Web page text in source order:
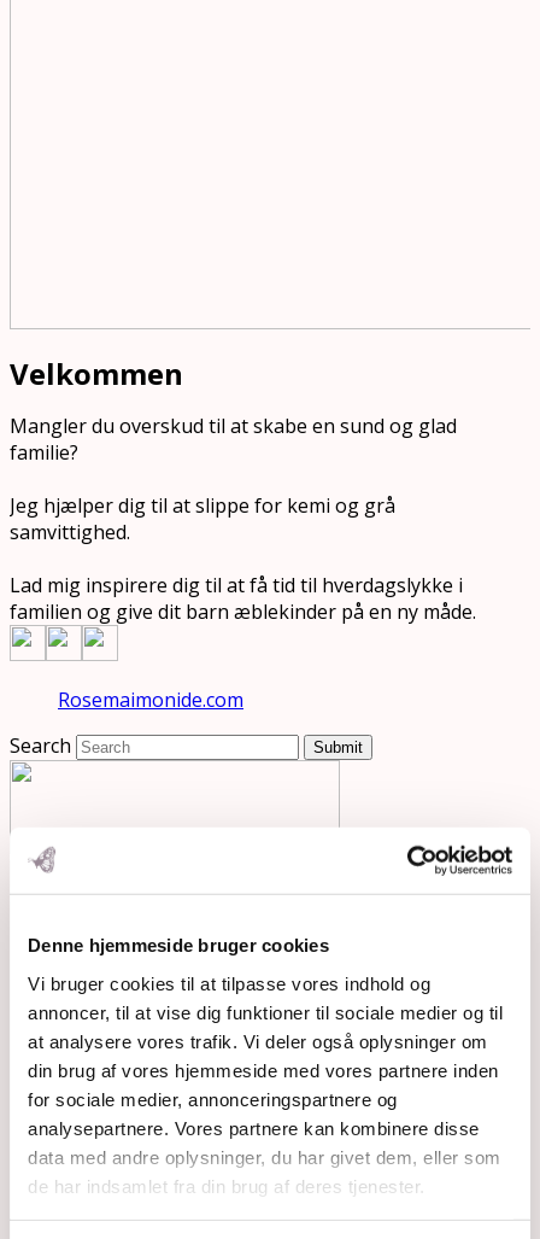
Denne hjemmeside bruger cookies
Vi bruger cookies til at tilpasse vores indhold og
annoncer, til at vise dig funktioner til sociale medier og til
at analysere vores trafik. Vi deler også oplysninger om
din brug af vores hjemmeside med vores partnere inden
for sociale medier, annonceringspartnere og
analysepartnere. Vores partnere kan kombinere disse
data med andre oplysninger, du har givet dem, eller som
de har indsamlet fra din brug af deres tjenester.
Velkommen
Mangler du overskud til at skabe en sund og glad
familie?
Jeg hjælper dig til at slippe for kemi og grå
samvittighed.
Lad mig inspirere dig til at få tid til hverdagslykke i
familien og give dit barn æblekinder på en ny måde.
Rosemaimonide.com
Search
Submit